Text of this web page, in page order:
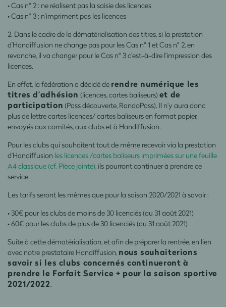
• Cas n° 2 : ne réalisent pas la saisie des licences
• Cas n° 3 : n’impriment pas les licences
2. Dans le cadre de la dématérialisation des titres, si la prestation
d’Handiffusion ne change pas pour les Cas n° 1 et Cas n° 2, en
revanche, il va changer pour le Cas n° 3 c’est-à-dire l’impression des
licences.
En effet, la fédération a décidé de rendre numérique les
titres d’adhésion (licences, cartes baliseurs) et de
participation (Pass découverte, RandoPass). Il n’y aura donc
plus de lettre cartes licences/ cartes baliseurs en format papier,
envoyés aux comités, aux clubs et à Handiffusion.
Pour les clubs qui souhaitent tout de même recevoir via la prestation
d’Handiffusion les licences /cartes baliseurs imprimées sur une feuille
A4 classique (cf. Pièce jointe), ils pourront continuer à prendre ce
service.
Les tarifs seront les mêmes que pour la saison 2020/2021 à savoir :
• 30€ pour les clubs de moins de 30 licenciés (au 31 août 2021)
• 60€ pour les clubs de plus de 30 licenciés (au 31 août 2021)
Suite à cette dématérialisation, et afin de préparer la rentrée, en lien
avec notre prestataire Handiffusion, nous souhaiterions
savoir si les clubs concernés continueront à
prendre le Forfait Service + pour la saison sportive
2021/2022.